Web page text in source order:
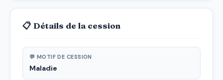
📋 Détails de la cession
💬 MOTIF DE CESSION
Maladie